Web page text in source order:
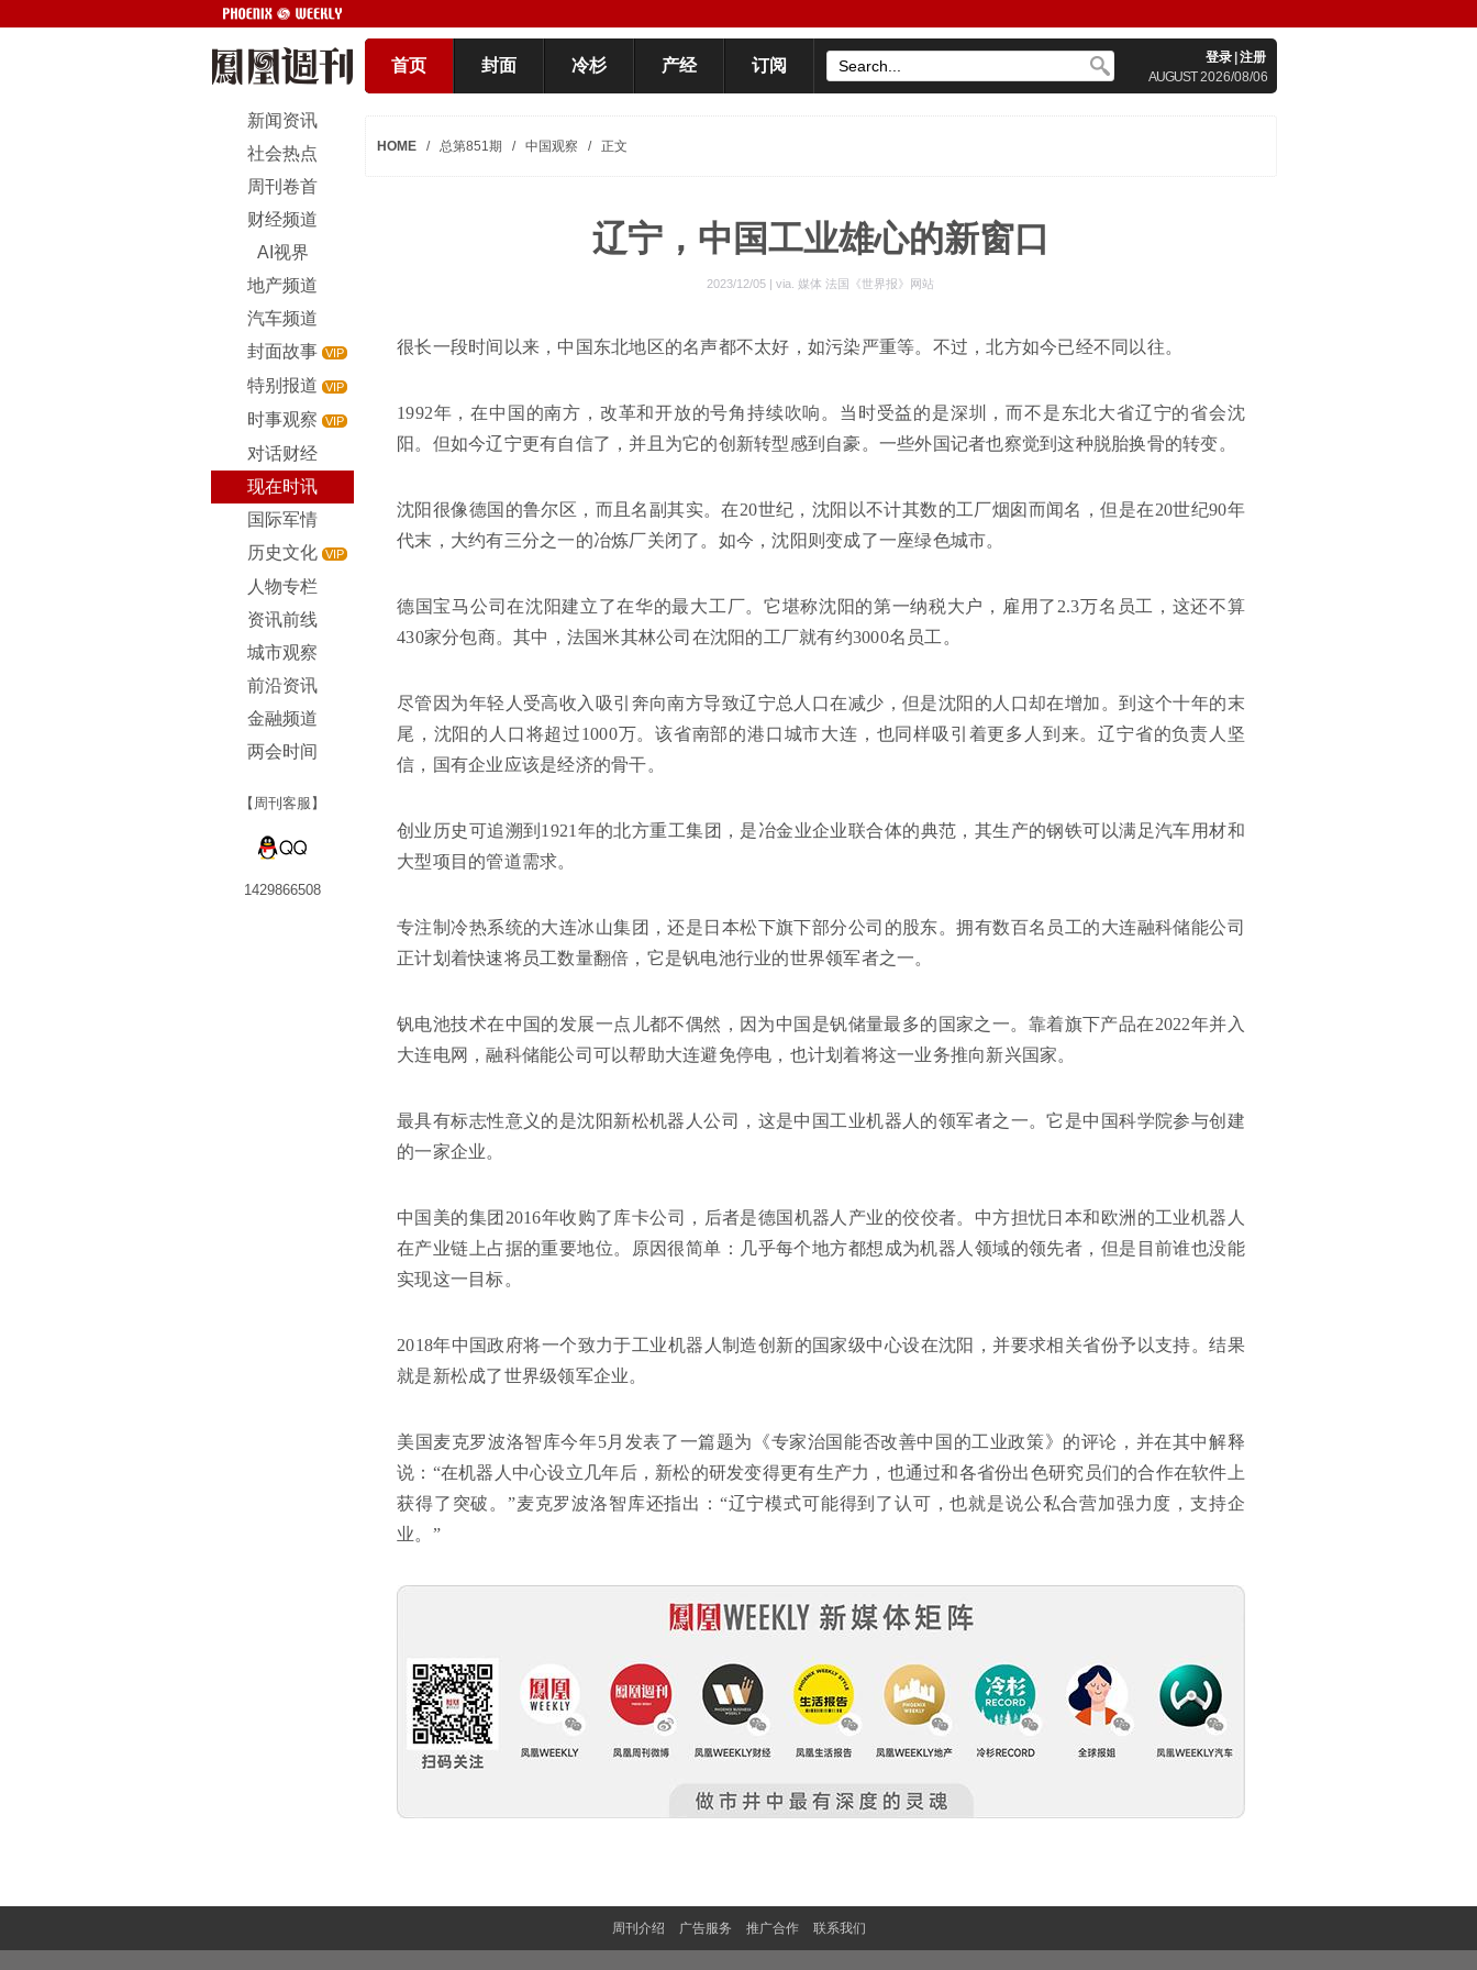
首页 封面 冷杉 产经 订阅 登录 注册
AUGUST2026/08/06
新闻资讯
社会热点
周刊卷首
财经频道
AI视界
地产频道
汽车频道
封面故事 VIP
特别报道 VIP
时事观察 VIP
对话财经
现在时讯
国际军情
历史文化 VIP
人物专栏
资讯前线
城市观察
前沿资讯
金融频道
两会时间
【周刊客服】
1429866508
HOME / 总第851期 / 中国观察 / 正文
辽宁，中国工业雄心的新窗口
2023/12/05 | via. 媒体 法国《世界报》网站
很长一段时间以来，中国东北地区的名声都不太好，如污染严重等。不过，北方如今已经不同以往。
1992年，在中国的南方，改革和开放的号角持续吹响。当时受益的是深圳，而不是东北大省辽宁的省会沈
阳。但如今辽宁更有自信了，并且为它的创新转型感到自豪。一些外国记者也察觉到这种脱胎换骨的转变。
沈阳很像德国的鲁尔区，而且名副其实。在20世纪，沈阳以不计其数的工厂烟囱而闻名，但是在20世纪90年
代末，大约有三分之一的冶炼厂关闭了。如今，沈阳则变成了一座绿色城市。
德国宝马公司在沈阳建立了在华的最大工厂。它堪称沈阳的第一纳税大户，雇用了2.3万名员工，这还不算
430家分包商。其中，法国米其林公司在沈阳的工厂就有约3000名员工。
尽管因为年轻人受高收入吸引奔向南方导致辽宁总人口在减少，但是沈阳的人口却在增加。到这个十年的末
尾，沈阳的人口将超过1000万。该省南部的港口城市大连，也同样吸引着更多人到来。辽宁省的负责人坚
信，国有企业应该是经济的骨干。
创业历史可追溯到1921年的北方重工集团，是冶金业企业联合体的典范，其生产的钢铁可以满足汽车用材和
大型项目的管道需求。
专注制冷热系统的大连冰山集团，还是日本松下旗下部分公司的股东。拥有数百名员工的大连融科储能公司
正计划着快速将员工数量翻倍，它是钒电池行业的世界领军者之一。
钒电池技术在中国的发展一点儿都不偶然，因为中国是钒储量最多的国家之一。靠着旗下产品在2022年并入
大连电网，融科储能公司可以帮助大连避免停电，也计划着将这一业务推向新兴国家。
最具有标志性意义的是沈阳新松机器人公司，这是中国工业机器人的领军者之一。它是中国科学院参与创建
的一家企业。
中国美的集团2016年收购了库卡公司，后者是德国机器人产业的佼佼者。中方担忧日本和欧洲的工业机器人
在产业链上占据的重要地位。原因很简单：几乎每个地方都想成为机器人领域的领先者，但是目前谁也没能
实现这一目标。
2018年中国政府将一个致力于工业机器人制造创新的国家级中心设在沈阳，并要求相关省份予以支持。结果
就是新松成了世界级领军企业。
美国麦克罗波洛智库今年5月发表了一篇题为《专家治国能否改善中国的工业政策》的评论，并在其中解释
说：“在机器人中心设立几年后，新松的研发变得更有生产力，也通过和各省份出色研究员们的合作在软件上
获得了突破。”麦克罗波洛智库还指出：“辽宁模式可能得到了认可，也就是说公私合营加强力度，支持企
业。”
周刊介绍 广告服务 推广合作 联系我们